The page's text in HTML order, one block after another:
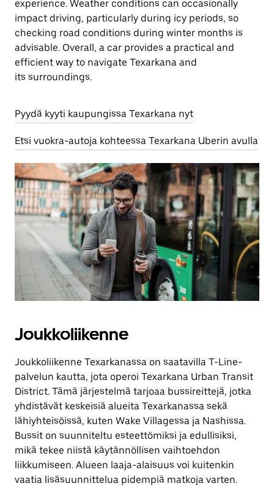
experience. Weather conditions can occasionally
impact driving, particularly during icy periods, so
checking road conditions during winter months is
advisable. Overall, a car provides a practical and
efficient way to navigate Texarkana and
its surroundings.
Pyydä kyyti kaupungissa Texarkana nyt
Etsi vuokra-autoja kohteessa Texarkana Uberin avulla
Joukkoliikenne
Joukkoliikenne Texarkanassa on saatavilla T-Line-
palvelun kautta, jota operoi Texarkana Urban Transit
District. Tämä järjestelmä tarjoaa bussireittejä, jotka
yhdistävät keskeisiä alueita Texarkanassa sekä
lähiyhteisöissä, kuten Wake Villagessa ja Nashissa.
Bussit on suunniteltu esteettömiksi ja edullisiksi,
mikä tekee niistä käytännöllisen vaihtoehdon
liikkumiseen. Alueen laaja-alaisuus voi kuitenkin
vaatia lisäsuunnittelua pidempiä matkoja varten.